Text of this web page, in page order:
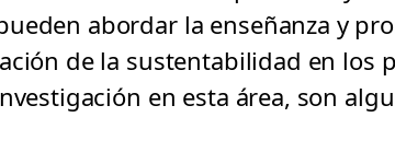
abordar la enseñanza y
de la sustentabilidad en los
en esta área, son